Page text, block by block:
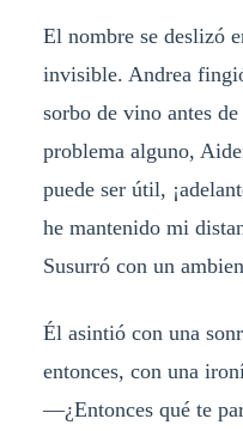
El nombre se deslizó
invisible. Andrea
sorbo de vino antes
problema alguno,
puede ser útil,
he mantenido mi
Susurró con un
Él asintió con una
entonces, con una
—¿Entonces qué te